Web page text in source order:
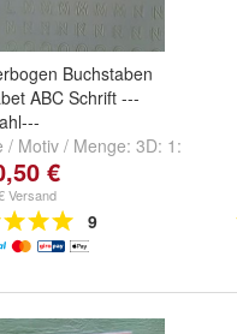
Buchstaben
ABC Schrift ---
/ Motiv / Menge: 3D: 1:
,3D: 2: blau
undweitere ...
€
Versand
9